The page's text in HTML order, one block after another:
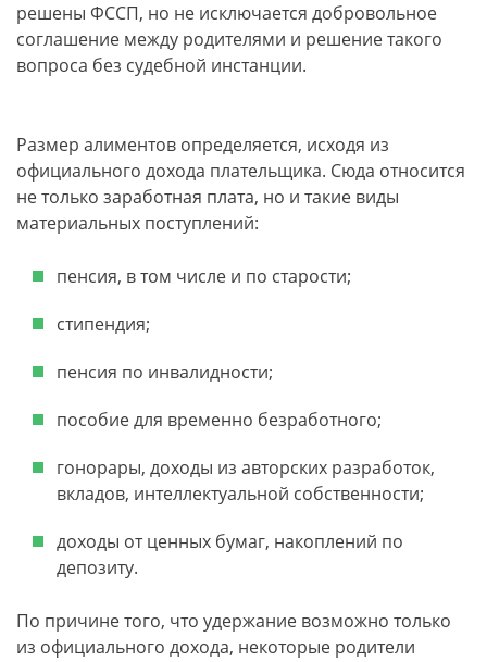
решены ФССП, но не исключается добровольное
соглашение между родителями и решение такого
вопроса без судебной инстанции.
Размер алиментов определяется, исходя из
официального дохода плательщика. Сюда относится
не только заработная плата, но и такие виды
материальных поступлений:
пенсия, в том числе и по старости;
стипендия;
пенсия по инвалидности;
пособие для временно безработного;
гонорары, доходы из авторских разработок,
вкладов, интеллектуальной собственности;
доходы от ценных бумаг, накоплений по
депозиту.
По причине того, что удержание возможно только
из официального дохода, некоторые родители